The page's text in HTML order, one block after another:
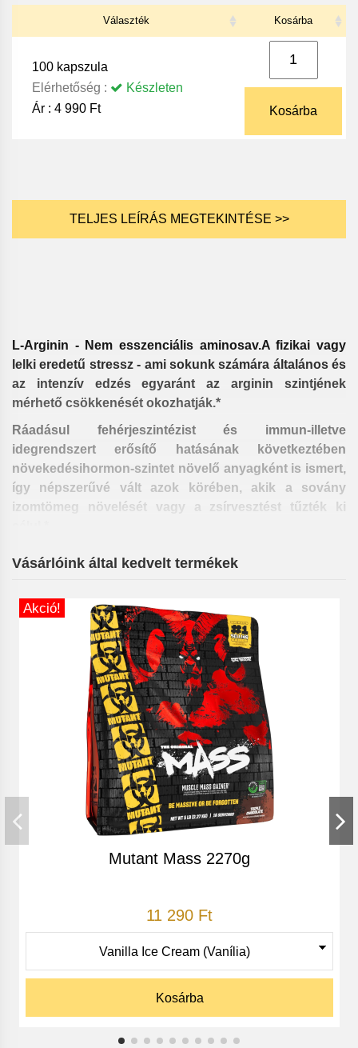
Választék Kosárba
100 kapszula
Elérhetőség :
Készleten
Ár : 4 990 Ft Kosárba
TELJES LEÍRÁS MEGTEKINTÉSE >>
L-Arginin - Nem esszenciális aminosav.A fizikai vagy
lelki eredetű stressz - ami sokunk számára általános és
az intenzív edzés egyaránt az arginin szintjének
mérhető csökkenését okozhatják.*
Ráadásul fehérjeszintézist és immun-illetve
idegrendszert erősítő hatásának következtében
növekedésihormon-szintet növelő anyagként is ismert,
így népszerűvé vált azok körében, akik a sovány
izomtömeg növelését vagy a zsírvesztést tűzték ki
hasznos:
Szív-és érrendszeri megbetegedések!*
Koncentrációs problémák!*
Terméketlenség!*
Sebek/sérülések!*
Hipertenzió (magas vérnyomás)*
Naponta 2 kapszula fogyasztása javasolt lefekvés előtt.
Vásárlóink által kedvelt termékek
Akció!
Mutant Mass 2270g
11 290 Ft
Kosárba